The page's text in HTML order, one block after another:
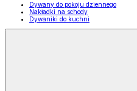
Dywany do pokoju dziennego
Nakładki na schody
Dywaniki do kuchni